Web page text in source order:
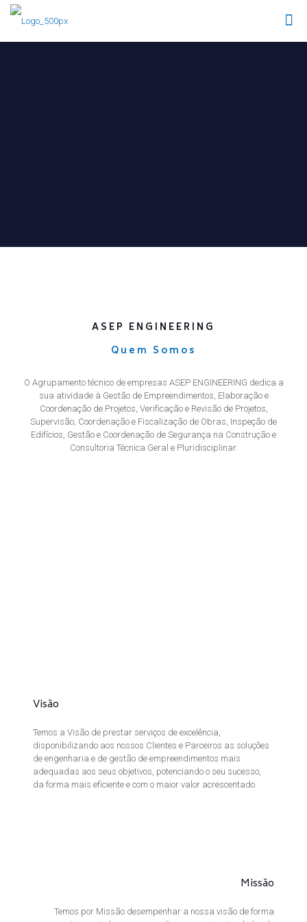
ASEP ENGINEERING
Quem Somos
O Agrupamento técnico de empresas ASEP ENGINEERING dedica a
sua atividade à Gestão de Empreendimentos, Elaboração e
Coordenação de Projetos, Verificação e Revisão de Projetos,
Supervisão, Coordenação e Fiscalização de Obras, Inspeção de
Edifícios, Gestão e Coordenação de Segurança na Construção e
Consultoria Técnica Geral e Pluridisciplinar.
Visão
Temos a Visão de prestar serviços de excelência,
disponibilizando aos nossos Clientes e Parceiros as soluções
de engenharia e de gestão de empreendimentos mais
adequadas aos seus objetivos, potenciando o seu sucesso,
da forma mais eficiente e com o maior valor acrescentado.
Missão
Temos por Missão desempenhar a nossa visão de forma